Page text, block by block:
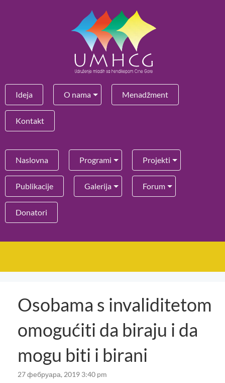
Ideja O nama Menadžment
Kontakt
Naslovna Programi Projekti
Publikacije Galerija Forum
Donatori
Osobama s invaliditetom
omogućiti da biraju i da
mogu biti i birani
27 фебруара, 2019 3:40 pm